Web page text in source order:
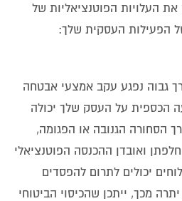
העלויות הפוטנציאליות של
הפעילות העסקית שלך:
גבוה נפגע עקב אמצעי אבטחה
הכספית על העסק שלך יכולה
הסחורה הגנובה או הפגומה,
ואובדן ההכנסה הפוטנציאלי
יכולים לתרום להפסדים
מכך, ייתכן שהכיסוי הביטוחי